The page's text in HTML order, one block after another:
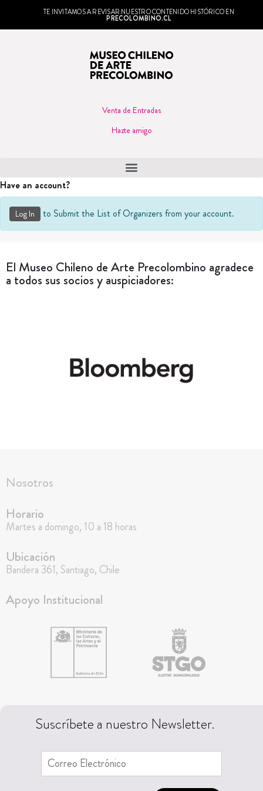
TE INVITAMOS A REVISAR NUESTRO CONTENIDO HISTÓRICO EN
PRECOLOMBINO.CL
Venta de Entradas
Hazte amigo
Have an account?
Log In to Submit the List of Organizers from your account.
El Museo Chileno de Arte Precolombino agradece
a todos sus socios y auspiciadores:
Nosotros
Horario
Martes a domingo, 10 a 18 horas
Ubicación
Bandera 361, Santiago, Chile
Apoyo Institucional
Suscríbete a nuestro Newsletter.